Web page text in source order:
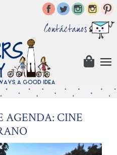
Contáctanos
AGENDA: CINE